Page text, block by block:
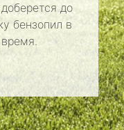
до
бензопил в